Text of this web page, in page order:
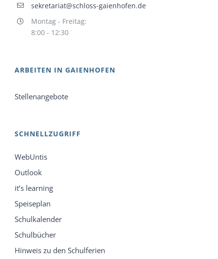
sekretariat@schloss-gaienhofen.de
Montag - Freitag:
8:00 - 12:30
ARBEITEN IN GAIENHOFEN
Stellenangebote
SCHNELLZUGRIFF
WebUntis
Outlook
it’s learning
Speiseplan
Schulkalender
Schulbücher
Hinweis zu den Schulferien